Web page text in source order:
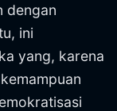
dengan
ini
yang, karena